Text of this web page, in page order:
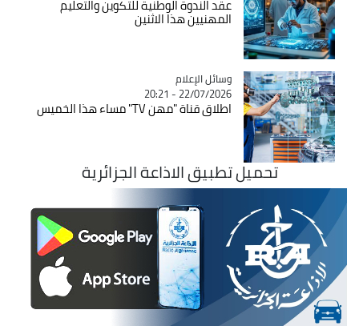
عقد الندوة الوطنية للتكوين والتعليم
المهنيين هذا الاثنين
Catégorie
وسائل الإعلام
22/07/2026 - 20:21
اطلاق قناة "مهن TV" مساء هذا الخميس
تحميل تطبيق الاذاعة الجزائرية